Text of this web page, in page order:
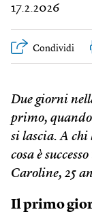
17.2.2026
Condividi
Due giorni
primo,
si lascia. A
cosa è
Caroline, 25
Il primo